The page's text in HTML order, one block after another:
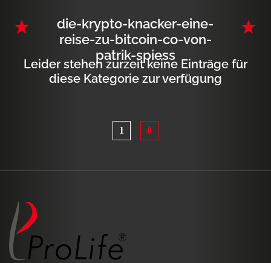
die-krypto-knacker-eine-
reise-zu-bitcoin-co-von-
patrik-spiess
Leider stehen zurzeit keine Einträge für
diese Kategorie zur verfügung
1 0